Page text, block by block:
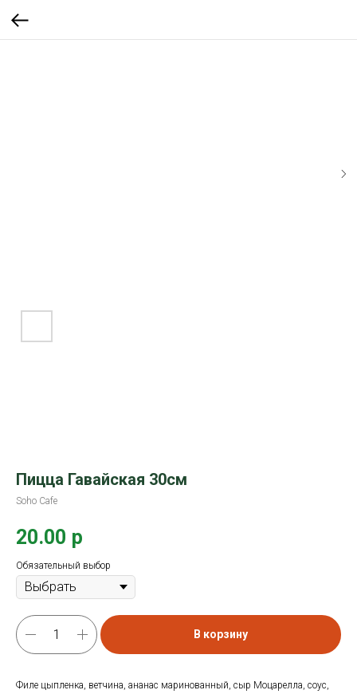
Пицца Гавайская 30см
Soho Cafe
20.00 р
Обязательный выбор
В корзину
Филе цыпленка, ветчина, ананас маринованный, сыр Моцарелла, соус,